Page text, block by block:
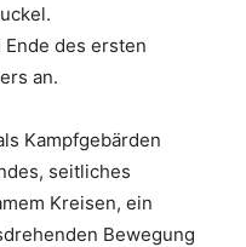
des ersten
an.
Kampfgebärden
seitliches
Kreisen, ein
Bewegung